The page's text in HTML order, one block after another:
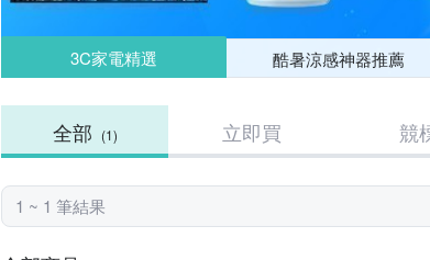
3C家電精選 酷暑涼感神器推薦
全部 (1) 立即買 競
1 ~ 1 筆結果